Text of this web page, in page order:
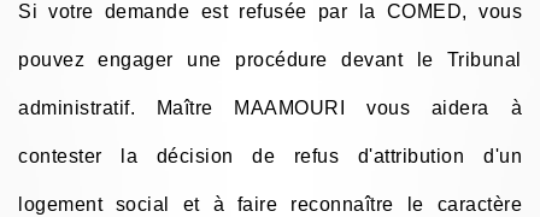
Si votre demande est refusée par la COMED, vous
pouvez engager une procédure devant le Tribunal
administratif. Maître MAAMOURI vous aidera à
contester la décision de refus d'attribution d'un
logement social et à faire reconnaître le caractère